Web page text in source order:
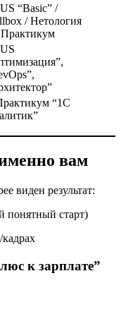
“Basic” /
/ Нетология
“1С
вам
виден результат:
понятный старт)
к зарплате”